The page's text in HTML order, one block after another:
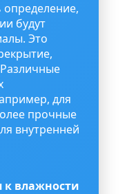
будут
Это
для
прочные
внутренней
к влажности